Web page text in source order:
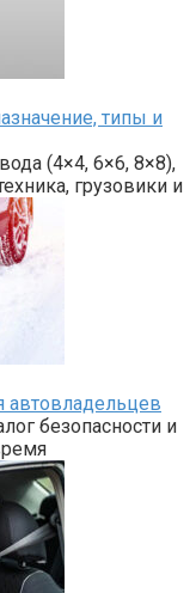
типы и
(4×4, 6×6, 8×8),
грузовики и
автовладельцев
безопасности и